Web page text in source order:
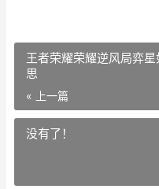
王者荣耀荣耀逆风局弈
思
« 上一篇
没有了！